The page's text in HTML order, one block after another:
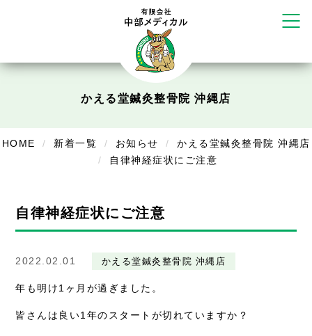
塚店
Cure
美容
お知らせ
症例別施術
かえる堂鍼灸整骨院 沖縄店
HOME 新着一覧 お知らせ
かえる堂鍼灸整骨院 沖縄店
自律神経症状にご注意
自律神経症状にご注意
2022.02.01 かえる堂鍼灸整骨院 沖縄店
年も明け1ヶ月が過ぎました。
皆さんは良い1年のスタートが切れていますか？